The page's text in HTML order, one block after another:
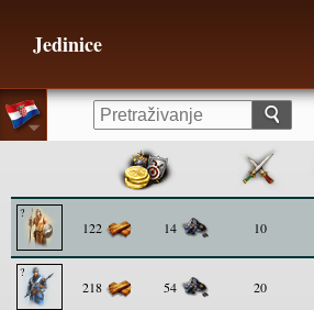
Jedinice
122 14 10
218 54 20